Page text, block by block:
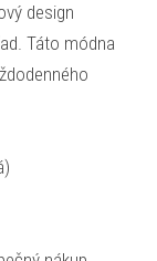
design
Táto módna